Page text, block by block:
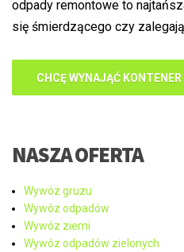
odpady remontowe to
się śmierdzącego czy
CHCĘ WYNAJĄĆ
NASZA OFERTA
Wywóz gruzu
Wywóz odpadów
Wywóz ziemi
Wywóz odpadów zielonych